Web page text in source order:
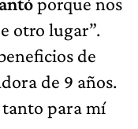
otro lugar”.
de
de 9 años.
tanto para mí